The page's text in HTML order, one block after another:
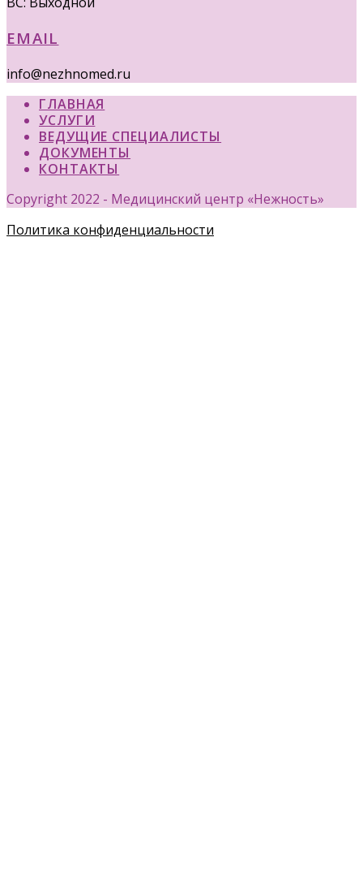
EMAIL
info@nezhnomed.ru
ГЛАВНАЯ
УСЛУГИ
ВЕДУЩИЕ СПЕЦИАЛИСТЫ
ДОКУМЕНТЫ
КОНТАКТЫ
Copyright 2022 - Медицинский центр «Нежность»
Политика конфиденциальности